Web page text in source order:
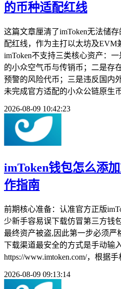
的币种适配红线
这篇文章厘清了imToken无法储
配红线，作为主打以太坊及EVM
imToken不支持三类核心资产：
的小众空气币与传销币；二是存
预警的风险代币；三是违反国内
未完成官方适配的小众公链原生
2026-08-09 10:42:23
imToken钱包怎么添
作指南
前期核心准备：认准官方正版
少新手容易误下载仿冒第三方钱
最终资产被盗,因此第一步必须严
下载渠道最安全的方式是手动输
https://www.imtoken.com/，根据
2026-08-09 09:13:14